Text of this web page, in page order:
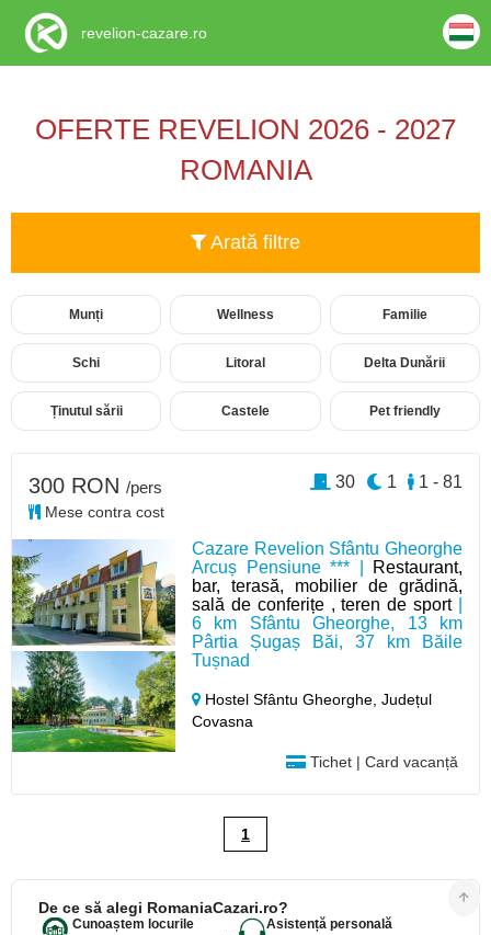
OFERTE REVELION 2026 - 2027
ROMANIA
Arată filtre
Munți Wellness Familie
Schi Litoral Delta Dunării
Ținutul sării Castele Pet friendly
Cazare Revelion Sfântu Gheorghe
Arcuș Pensiune *** |
Restaurant,
bar, terasă, mobilier de grădină,
sală de conferițe , teren de sport|
6 km Sfântu Gheorghe, 13 km
Pârtia Șugaș Băi, 37 km Băile
Tușnad
Hostel Sfântu Gheorghe,Județul
Covasna
Tichet | Card vacanță
300 RON /pers
Mese contra cost
1 - 81
1
30
1
De ce să alegi RomaniaCazari.ro?
Cunoaștem locurile Asistență personală
revelion-cazare.ro